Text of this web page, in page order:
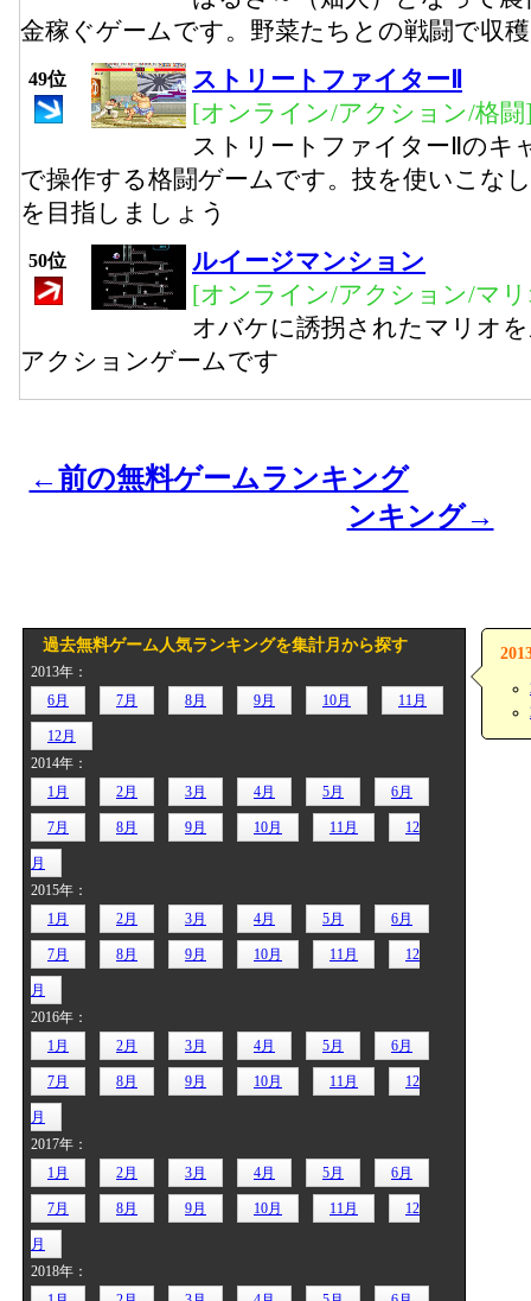
金稼ぐゲームです。野菜たちとの戦闘で収
49位
ストリートファイターⅡ
[オンライン/アクション/格闘
ストリートファイターⅡのキ
で操作する格闘ゲームです。技を使いこな
を目指しましょう
50位
ルイージマンション
[オンライン/アクション/マ
オバケに誘拐されたマリオ
アクションゲームです
←前の無料ゲームランキング
ンキング→
過去無料ゲーム人気ランキングを集計月から探す
2013年：
6月
7月 8月 9月 10月 11月
12月
2014年：
1月
2月 3月 4月 5月 6月
7月 8月 9月 10月 11月 12
月
2015年：
1月
2月 3月 4月 5月 6月
7月 8月 9月 10月 11月 12
月
2016年：
1月
2月 3月 4月 5月 6月
7月 8月 9月 10月 11月 12
月
2017年：
1月
2月 3月 4月 5月 6月
7月 8月 9月 10月 11月 12
月
2018年：